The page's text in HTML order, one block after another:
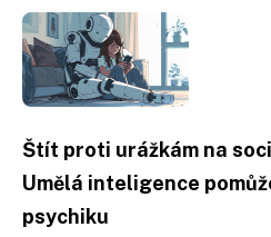
Štít proti urážkám na
Umělá inteligence
psychiku